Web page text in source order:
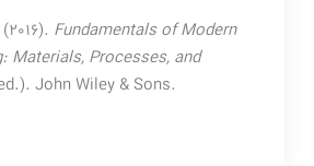
Fundamentals of Modern
Materials, Processes, and
John Wiley & Sons.